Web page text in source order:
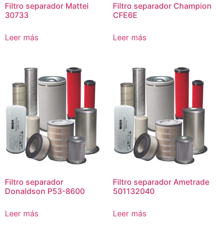
Filtro separador Mattei
30733
Leer más
Filtro separador Champion
CFE6E
Leer más
Filtro separador
Donaldson P53-8600
Leer más
Filtro separador Ametrade
501132040
Leer más